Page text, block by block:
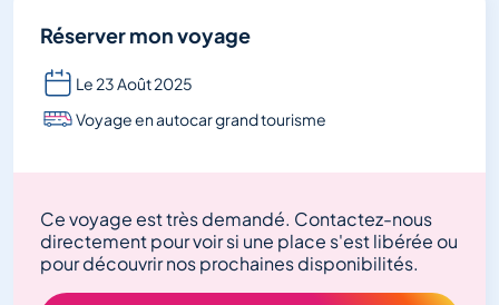
Réserver mon voyage
Le 23 Août 2025
Voyage en autocar grand tourisme
Ce voyage est très demandé. Contactez-nous
directement pour voir si une place s'est libérée ou
pour découvrir nos prochaines disponibilités.